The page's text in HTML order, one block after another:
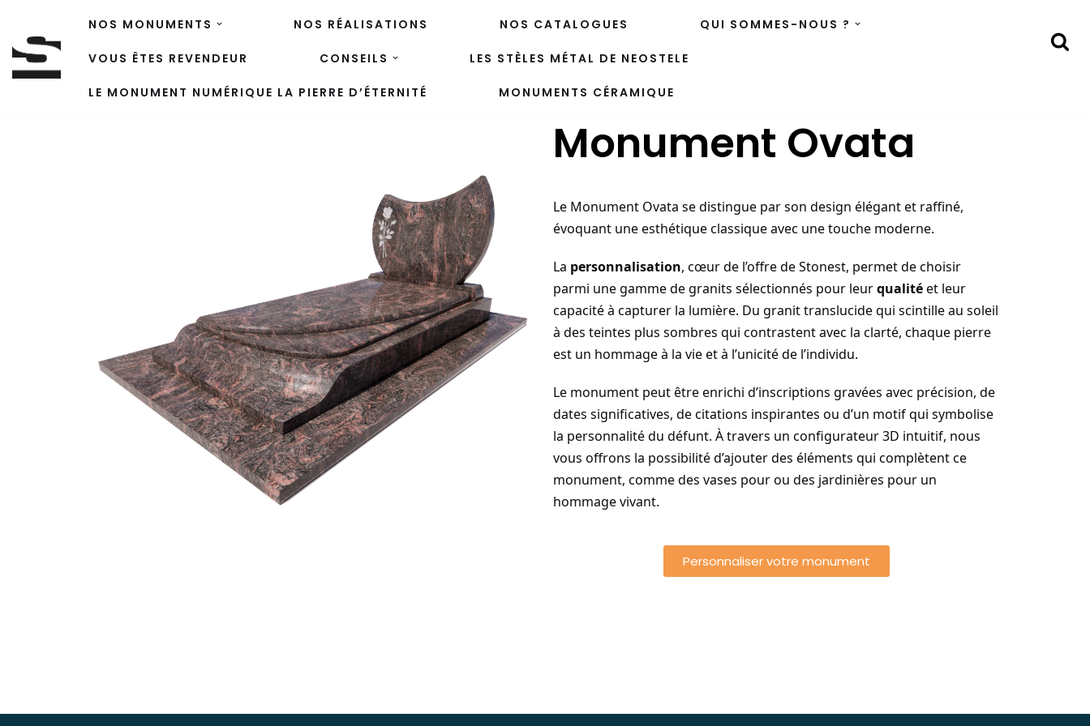
Aller
au
NOS MONUMENTS NOS RÉALISATIONS NOS CATALOGUES QUI SOMMES-NOUS ?
VOUS ÊTES REVENDEUR CONSEILS LES STÈLES MÉTAL DE NEOSTELE
LE MONUMENT NUMÉRIQUE LA PIERRE D’ÉTERNITÉ MONUMENTS CÉRAMIQUE
Monument Ovata
Le Monument Ovata se distingue par son design élégant et raffiné,
évoquant une esthétique classique avec une touche moderne.
La personnalisation, cœur de l’offre de Stonest, permet de choisir
parmi une gamme de granits sélectionnés pour leurqualitéet leur
capacité à capturer la lumière. Du granit translucide qui scintille au soleil
à des teintes plus sombres qui contrastent avec la clarté, chaque pierre
est un hommage à la vie et à l’unicité de l’individu.
Le monument peut être enrichi d’inscriptions gravées avec précision, de
dates significatives, de citations inspirantes ou d’un motif qui symbolise
la personnalité du défunt. À travers un configurateur 3D intuitif, nous
vous offrons la possibilité d’ajouter des éléments qui complètent ce
monument, comme des vases pour ou des jardinières pour un
hommage vivant.
Personnaliser votre monument